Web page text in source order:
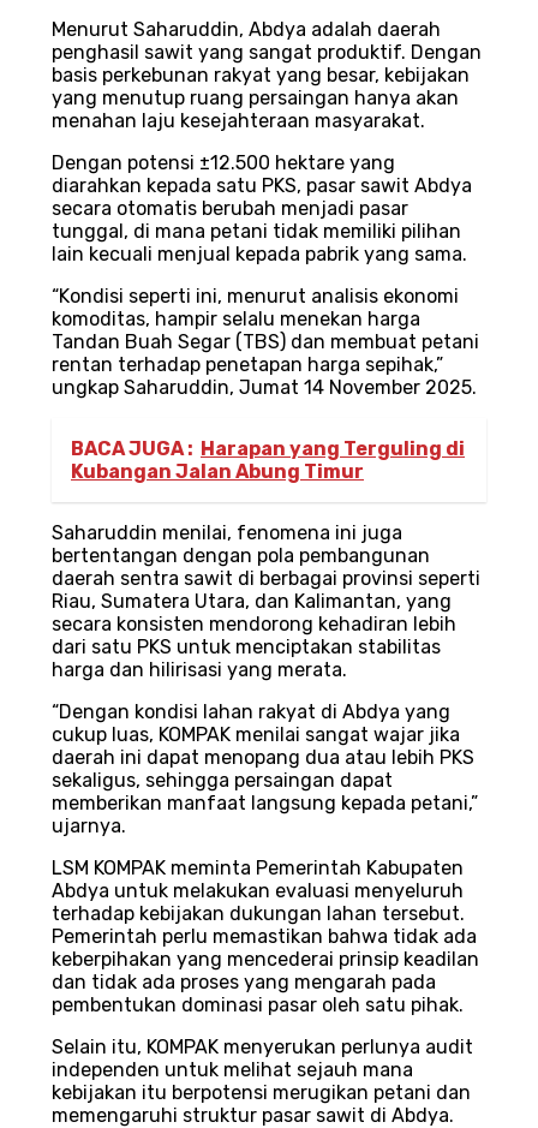
Menurut Saharuddin, Abdya adalah daerah
penghasil sawit yang sangat produktif. Dengan
basis perkebunan rakyat yang besar, kebijakan
yang menutup ruang persaingan hanya akan
menahan laju kesejahteraan masyarakat.
Dengan potensi ±12.500 hektare yang
diarahkan kepada satu PKS, pasar sawit Abdya
secara otomatis berubah menjadi pasar
tunggal, di mana petani tidak memiliki pilihan
lain kecuali menjual kepada pabrik yang sama.
“Kondisi seperti ini, menurut analisis ekonomi
komoditas, hampir selalu menekan harga
Tandan Buah Segar (TBS) dan membuat petani
rentan terhadap penetapan harga sepihak,”
ungkap Saharuddin, Jumat 14 November 2025.
BACA JUGA : Harapan yang Terguling di
Kubangan Jalan Abung Timur
Saharuddin menilai, fenomena ini juga
bertentangan dengan pola pembangunan
daerah sentra sawit di berbagai provinsi seperti
Riau, Sumatera Utara, dan Kalimantan, yang
secara konsisten mendorong kehadiran lebih
dari satu PKS untuk menciptakan stabilitas
harga dan hilirisasi yang merata.
“Dengan kondisi lahan rakyat di Abdya yang
cukup luas, KOMPAK menilai sangat wajar jika
daerah ini dapat menopang dua atau lebih PKS
sekaligus, sehingga persaingan dapat
memberikan manfaat langsung kepada petani,”
ujarnya.
LSM KOMPAK meminta Pemerintah Kabupaten
Abdya untuk melakukan evaluasi menyeluruh
terhadap kebijakan dukungan lahan tersebut.
Pemerintah perlu memastikan bahwa tidak ada
keberpihakan yang mencederai prinsip keadilan
dan tidak ada proses yang mengarah pada
pembentukan dominasi pasar oleh satu pihak.
Selain itu, KOMPAK menyerukan perlunya audit
independen untuk melihat sejauh mana
kebijakan itu berpotensi merugikan petani dan
memengaruhi struktur pasar sawit di Abdya.